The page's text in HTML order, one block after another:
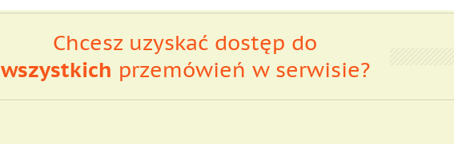
Chcesz uzyskać dostęp do
wszystkich przemówień w serwisie?